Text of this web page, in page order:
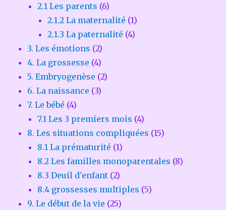
2.1 Les parents (6)
2.1.2 La maternalité (1)
2.1.3 La paternalité (4)
3. Les émotions (2)
4. La grossesse (4)
5. Embryogenèse (2)
6. La naissance (3)
7. Le bébé (4)
7.1 Les 3 premiers mois (4)
8. Les situations compliquées (15)
8.1 La prématurité (1)
8.2 Les familles monoparentales (8)
8.3 Deuil d'enfant (2)
8.4 grossesses multiples (5)
9. Le début de la vie (25)